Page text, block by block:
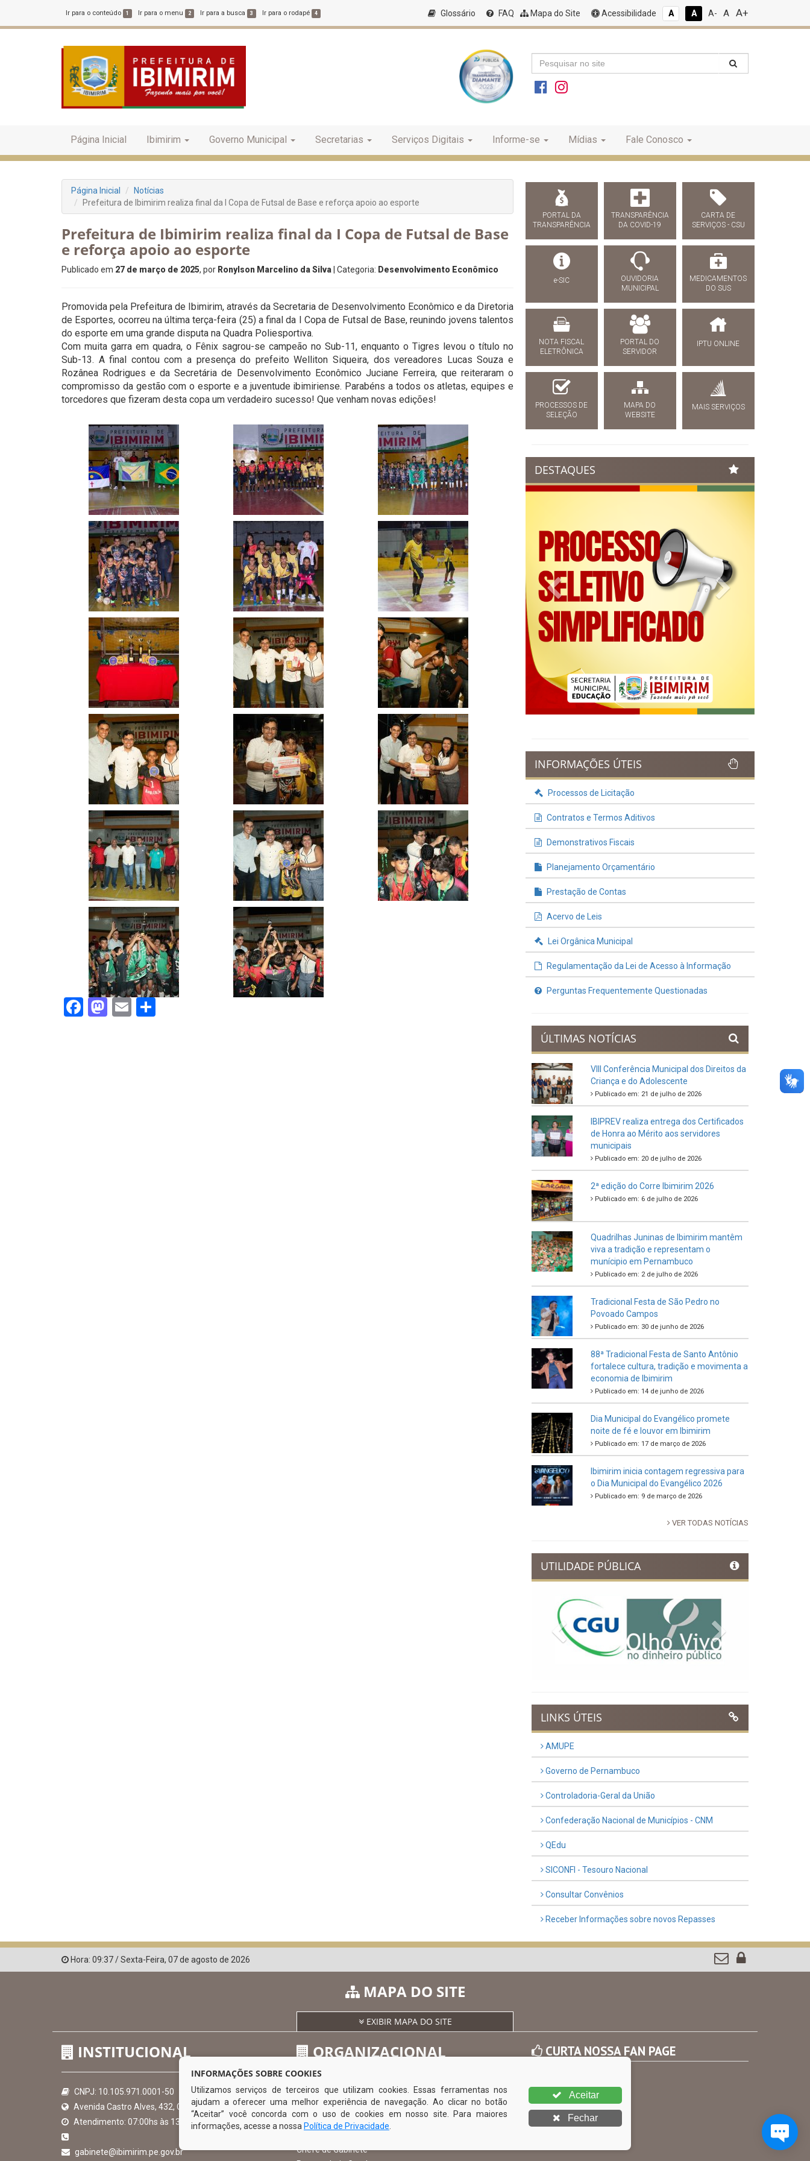
Ir para o conteúdo 1 Ir para o menu 2 Ir para a busca 3 Ir para o rodapé 4 Glossário FAQ Mapa do Site Acessibilidade A A A- A A+
Página Inicial Ibimirim Governo Municipal Secretarias Serviços Digitais Informe-se Mídias Fale Conosco
Página Inicial
Notícias
Prefeitura de Ibimirim realiza final da I Copa de Futsal de Base e reforça apoio ao esporte
Prefeitura de Ibimirim realiza final da I Copa de Futsal de Base
e reforça apoio ao esporte
Publicado em 27 de março de 2025, por Ronylson Marcelino da Silva | Categoria: Desenvolvimento Econômico
Promovida pela Prefeitura de Ibimirim, através da Secretaria de Desenvolvimento Econômico e da Diretoria
de Esportes, ocorreu na última terça-feira (25) a final da I Copa de Futsal de Base, reunindo jovens talentos
do esporte em uma grande disputa na Quadra Poliesportiva.
Com muita garra em quadra, o Fênix sagrou-se campeão no Sub-11, enquanto o Tigres levou o título no
Sub-13. A final contou com a presença do prefeito Welliton Siqueira, dos vereadores Lucas Souza e
Rozânea Rodrigues e da Secretária de Desenvolvimento Econômico Juciane Ferreira, que reiteraram o
compromisso da gestão com o esporte e a juventude ibimiriense. Parabéns a todos os atletas, equipes e
torcedores que fizeram desta copa um verdadeiro sucesso! Que venham novas edições!
Facebook
Mastodon
Email
PORTAL DA
TRANSPARÊNCIA
TRANSPARÊNCIA
DA COVID-19
CARTA DE
SERVIÇOS - CSU
e-SIC
OUVIDORIA
MUNICIPAL
MEDICAMENTOS
DO SUS
NOTA FISCAL
ELETRÔNICA
PORTAL DO
SERVIDOR
IPTU ONLINE
PROCESSOS DE
SELEÇÃO
MAPA DO
WEBSITE
MAIS SERVIÇOS
DESTAQUES
Previous Next
INFORMAÇÕES ÚTEIS
Processos de Licitação
Contratos e Termos Aditivos
Demonstrativos Fiscais
Planejamento Orçamentário
Prestação de Contas
Acervo de Leis
Lei Orgânica Municipal
Regulamentação da Lei de Acesso à Informação
Perguntas Frequentemente Questionadas
ÚLTIMAS NOTÍCIAS
VIII Conferência Municipal dos Direitos da
Criança e do Adolescente
Publicado em: 21 de julho de 2026
IBIPREV realiza entrega dos Certificados
de Honra ao Mérito aos servidores
municipais
Publicado em: 20 de julho de 2026
2ª edição do Corre Ibimirim 2026
Publicado em: 6 de julho de 2026
Quadrilhas Juninas de Ibimirim mantêm
viva a tradição e representam o
munícipio em Pernambuco
Publicado em: 2 de julho de 2026
Tradicional Festa de São Pedro no
Povoado Campos
Publicado em: 30 de junho de 2026
88ª Tradicional Festa de Santo Antônio
fortalece cultura, tradição e movimenta a
economia de Ibimirim
Publicado em: 14 de junho de 2026
Dia Municipal do Evangélico promete
noite de fé e louvor em Ibimirim
Publicado em: 17 de março de 2026
Ibimirim inicia contagem regressiva para
o Dia Municipal do Evangélico 2026
Publicado em: 9 de março de 2026
VER TODAS NOTÍCIAS
UTILIDADE PÚBLICA
Previous
LINKS ÚTEIS
AMUPE
Governo de Pernambuco
Controladoria-Geral da União
Confederação Nacional de Municípios - CNM
QEdu
SICONFI - Tesouro Nacional
Consultar Convênios
Receber Informações sobre novos Repasses
Hora: 09:37/Sexta-Feira, 07 de agosto de 2026
MAPA DO SITE
EXIBIR MAPA DO SITE
INSTITUCIONAL
CNPJ: 10.105.971.0001-50
Avenida Castro Alves, 432, Centro - CEP: 56-580-000
Atendimento: 07:00hs às 13:00hs
gabinete@ibimirim.pe.gov.br
ORGANIZACIONAL
O Prefeito
Vice Prefeito
Ouvidoria Municipal
Chefe de Gabinete
CURTA NOSSA FAN PAGE
INFORMAÇÕES SOBRE COOKIES
Utilizamos serviços de terceiros que utilizam cookies. Essas ferramentas nos
ajudam a oferecer uma melhor experiência de navegação. Ao clicar no botão
“Aceitar” você concorda com o uso de cookies em nosso site. Para maiores
informações, acesse a nossa Política de Privacidade
Aceitar
Fechar